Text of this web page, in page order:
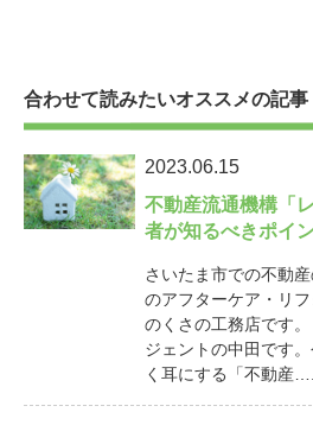
合わせて読みたいオススメの記事
2023.06.15
不動産流通機構「
者が知るべきポイ
さいたま市での不動
のアフターケア・リ
のくさの工務店です
ジェントの中田です
く耳にする「不動産